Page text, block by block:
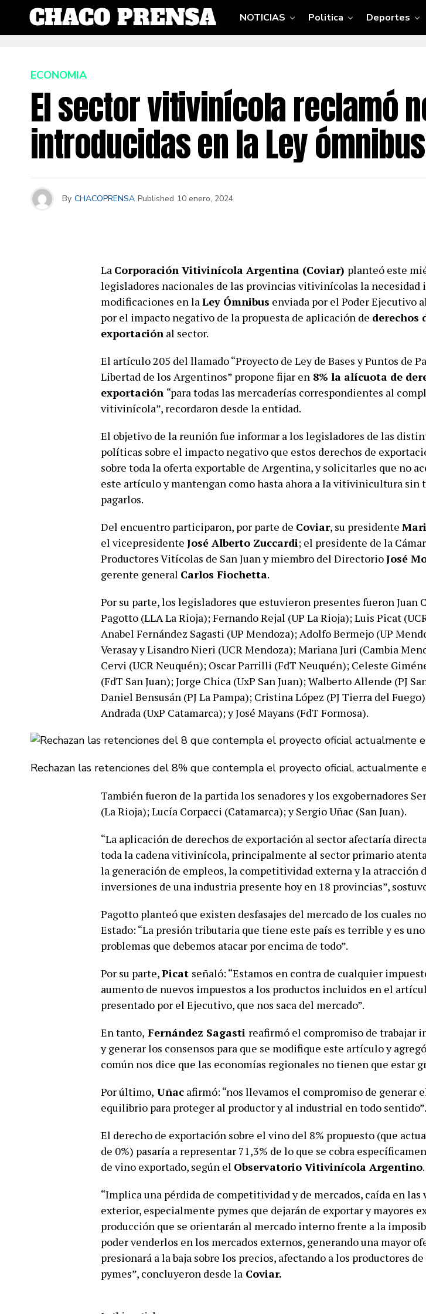
NOTICIAS Politica Deportes
ECONOMIA
El sector vitivinícola reclamó
introducidas en la Ley ómnibus
By CHACOPRENSA Published 10 enero, 2024
La Corporación Vitivinícola Argentina (Coviar) planteó este
legisladores nacionales de las provincias vitivinícolas la
modificaciones en laLey Ómnibus enviada por el Poder Ejecutivo
por el impacto negativo de la propuesta de aplicación de derechos
exportación al sector.
El artículo 205 del llamado “Proyecto de Ley de Bases y Puntos de
Libertad de los Argentinos” propone fijar en 8% la alícuota de
exportación “para todas las mercaderías correspondientes al
vitivinícola”, recordaron desde la entidad.
El objetivo de la reunión fue informar a los legisladores de las
políticas sobre el impacto negativo que estos derechos de
sobre toda la oferta exportable de Argentina, y solicitarles que no
este artículo y mantengan como hasta ahora a la vitivinicultura sin
pagarlos.
Del encuentro participaron, por parte de Coviar, su presidente
el vicepresidente José Alberto Zuccardi; el presidente de la
Productores Vitícolas de San Juan y miembro del DirectorioJosé
gerente general Carlos Fiochetta.
Por su parte, los legisladores que estuvieron presentes fueron Juan
Pagotto (LLA La Rioja); Fernando Rejal (UP La Rioja); Luis Picat
Anabel Fernández Sagasti (UP Mendoza); Adolfo Bermejo (UP
Verasay y Lisandro Nieri (UCR Mendoza); Mariana Juri (Cambia
Cervi (UCR Neuquén); Oscar Parrilli (FdT Neuquén); Celeste
(FdT San Juan); Jorge Chica (UxP San Juan); Walberto Allende (PJ
Daniel Bensusán (PJ La Pampa); Cristina López (PJ Tierra del
Andrada (UxP Catamarca); y José Mayans (FdT Formosa).
Rechazan las retenciones del 8% que contempla el proyecto oficial, actualmente
También fueron de la partida los senadores y los exgobernadores
(La Rioja); Lucía Corpacci (Catamarca); y Sergio Uñac (San Juan).
“La aplicación de derechos de exportación al sector afectaría
toda la cadena vitivinícola, principalmente al sector primario
la generación de empleos, la competitividad externa y la atracción
inversiones de una industria presente hoy en 18 provincias”,
Pagotto planteó que existen desfasajes del mercado de los cuales
Estado: “La presión tributaria que tiene este país es terrible y es
problemas que debemos atacar por encima de todo”.
Por su parte,Picat señaló: “Estamos en contra de cualquier
aumento de nuevos impuestos a los productos incluidos en el
presentado por el Ejecutivo, que nos saca del mercado”.
En tanto, Fernández Sagasti reafirmó el compromiso de trabajar
y generar los consensos para que se modifique este artículo y
común nos dice que las economías regionales no tienen que estar
Por último, Uñac afirmó: “nos llevamos el compromiso de generar
equilibrio para proteger al productor y al industrial en todo sentido”.
El derecho de exportación sobre el vino del 8% propuesto (que
de 0%) pasaría a representar 71,3% de lo que se cobra
de vino exportado, según el Observatorio Vitivinícola Argentino.
“Implica una pérdida de competitividad y de mercados, caída en las
exterior, especialmente pymes que dejarán de exportar y mayores
producción que se orientarán al mercado interno frente a la
poder venderlos en los mercados externos, generando una mayor
presionará a la baja sobre los precios, afectando a los productores de
pymes”, concluyeron desde la Coviar.